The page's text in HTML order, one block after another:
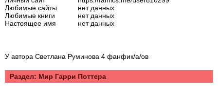
Любимые сайты
нет данных
Любимые книги
нет данных
Настоящее имя
нет данных
У автора Светлана Руминова 4 фанфик/а/ов
Раздел: Mир Гарри Поттера